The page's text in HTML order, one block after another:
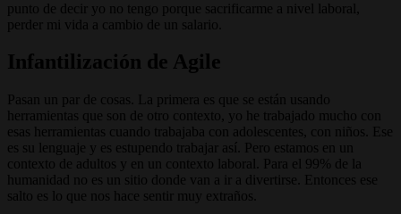
punto de decir yo no tengo porque sacrificarme a nivel laboral,
perder mi vida a cambio de un salario.
Infantilización de Agile
Pasan un par de cosas. La primera es que se están usando
herramientas que son de otro contexto, yo he trabajado mucho con
esas herramientas cuando trabajaba con adolescentes, con niños. Ese
es su lenguaje y es estupendo trabajar así. Pero estamos en un
contexto de adultos y en un contexto laboral. Para el 99% de la
humanidad no es un sitio donde van a ir a divertirse. Entonces ese
salto es lo que nos hace sentir muy extraños.